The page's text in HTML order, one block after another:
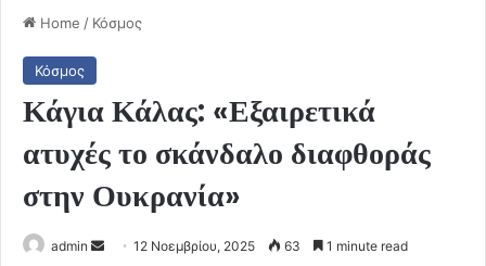
Home / Κόσμος
Κόσμος
Κάγια Κάλας: «Εξαιρετικά
ατυχές το σκάνδαλο διαφθοράς
στην Ουκρανία»
admin
Send12 Νοεμβρίου, 2025 63 1 minute read